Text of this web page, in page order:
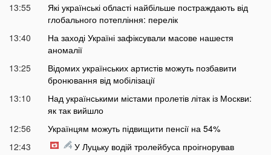
13:55
Які українські області найбільше постраждають від
глобального потепління: перелік
13:40
На заході Україні зафіксували масове нашестя
аномалії
13:25
Відомих українських артистів можуть позбавити
бронювання від мобілізації
13:10
Над українськими містами пролетів літак із Москви:
як так вийшло
12:56
Українцям можуть підвищити пенсії на 54%
12:43
У Луцьку водій тролейбуса проігнорував